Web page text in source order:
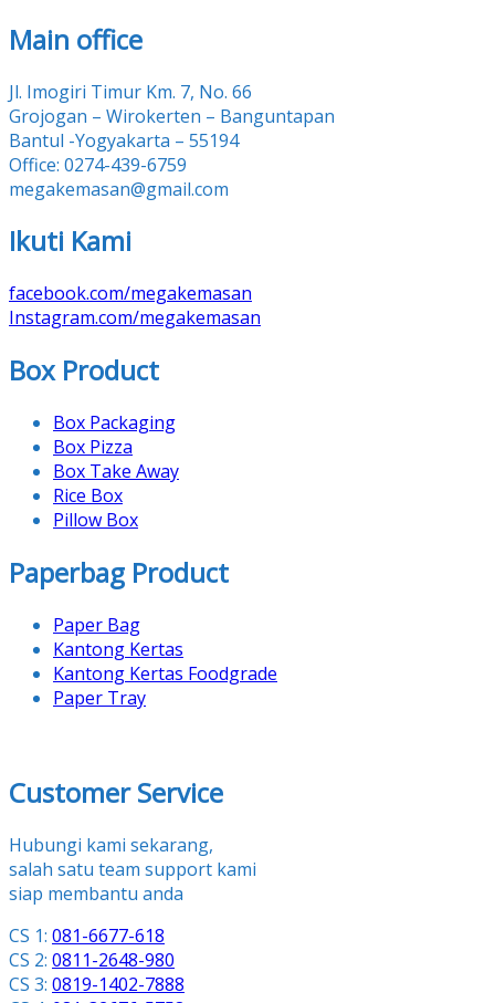
Main office
Jl. Imogiri Timur Km. 7, No. 66
Grojogan – Wirokerten – Banguntapan
Bantul -Yogyakarta – 55194
Office: 0274-439-6759
megakemasan@gmail.com
Ikuti Kami
facebook.com/megakemasan
Instagram.com/megakemasan
Box Product
Box Packaging
Box Pizza
Box Take Away
Rice Box
Pillow Box
Paperbag Product
Paper Bag
Kantong Kertas
Kantong Kertas Foodgrade
Paper Tray
Customer Service
Hubungi kami sekarang,
salah satu team support kami
siap membantu anda
CS 1: 081-6677-618
CS 2: 0811-2648-980
CS 3: 0819-1402-7888